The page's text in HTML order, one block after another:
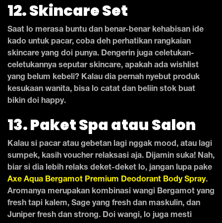
12. Skincare Set
Saat lo merasa buntu dan benar-benar kehabisan ide
kado untuk pacar, coba deh perhatikan rangkaian
skincare yang doi punya. Dengerin juga celetukan-
celetukannya seputar skincare, apakah ada wishlist
yang belum kebeli? Kalau dia pernah nyebut produk
kesukaan wanita, bisa lo catat dan beliin stok buat
bikin doi happy.
13. Paket Spa atau Salon
Kalau si pacar atau gebetan lagi nggak mood, atau lagi
sumpek, kasih voucher relaksasi aja. Dijamin suka! Nah,
biar si dia lebih relaks deket-deket lo, jangan lupa pake
Axe Aqua Bergamot Premium Deodorant Body Spray.
Aromanya merupakan kombinasi wangi Bergamot yang
fresh tapi kalem, Sage yang fresh dan maskulin, dan
Juniper fresh dan strong. Doi wangi, lo juga mesti